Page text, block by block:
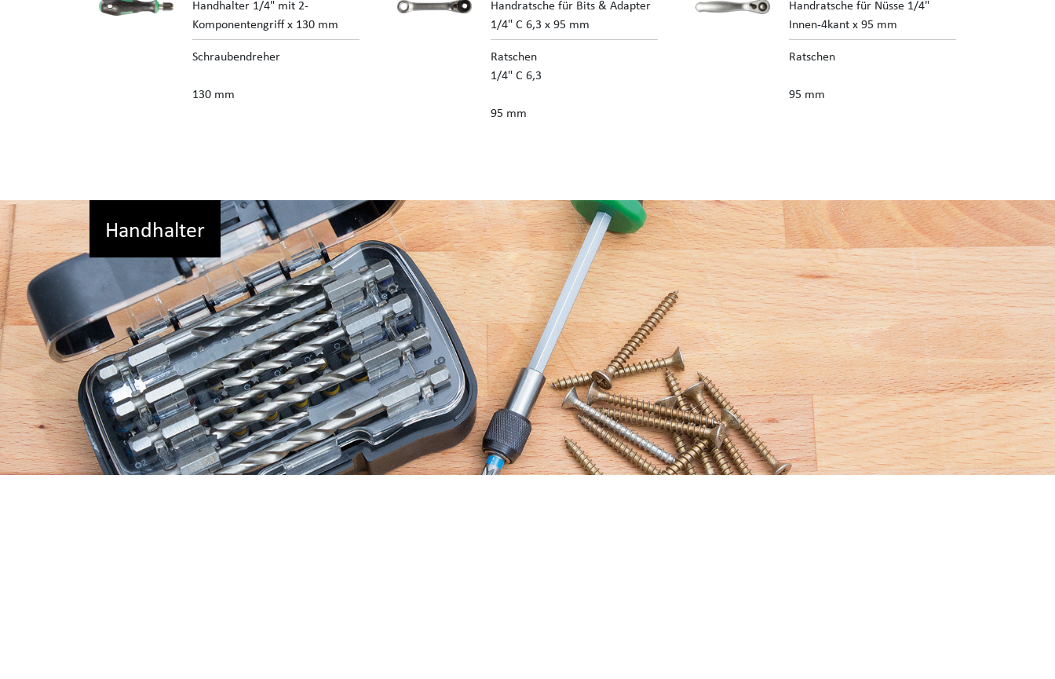
Handhalter 1/4" mit 2-
Komponentengriff x 130 mm
Schraubendreher
130 mm
Handratsche für Bits & Adapter
1/4" C 6,3 x 95 mm
Ratschen
1/4" C 6,3
95 mm
Handratsche für Nüsse 1/4"
Innen-4kant x 95 mm
Ratschen
95 mm
Handhalter